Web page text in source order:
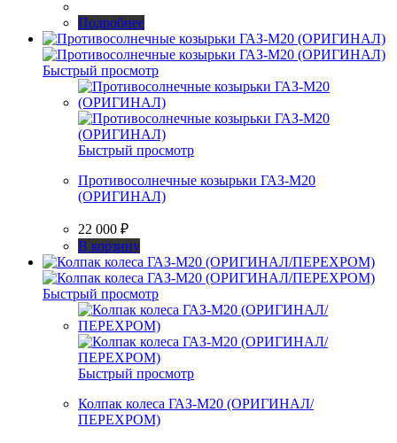
Подробнее
Быстрый просмотр
Быстрый просмотр
Противосолнечные козырьки ГАЗ-М20
(ОРИГИНАЛ)
22 000 ₽
В корзину
Быстрый просмотр
Быстрый просмотр
Колпак колеса ГАЗ-М20 (ОРИГИНАЛ/
ПЕРЕХРОМ)